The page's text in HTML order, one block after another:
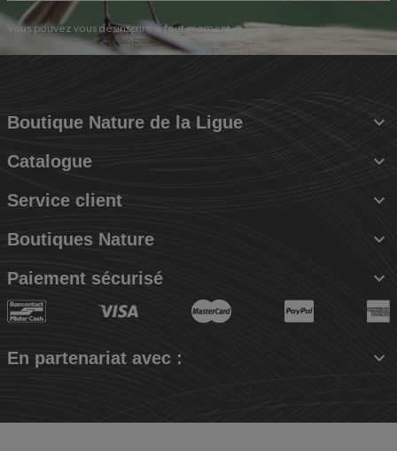
Vous pouvez vous désinscrire à tout moment.
Boutique Nature de la Ligue 
Catalogue 
Service client 
Boutiques Nature 
Paiement sécurisé 
En partenariat avec : 